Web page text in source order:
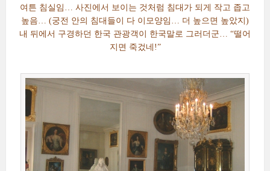
여튼 침실임… 사진에서 보이는 것처럼 침대가 되게 작고 좁고
높음… (궁전 안의 침대들이 다 이모양임… 더 높으면 높았지)
내 뒤에서 구경하던 한국 관광객이 한국말로 그러더군… “떨어
지면 죽겄네!”